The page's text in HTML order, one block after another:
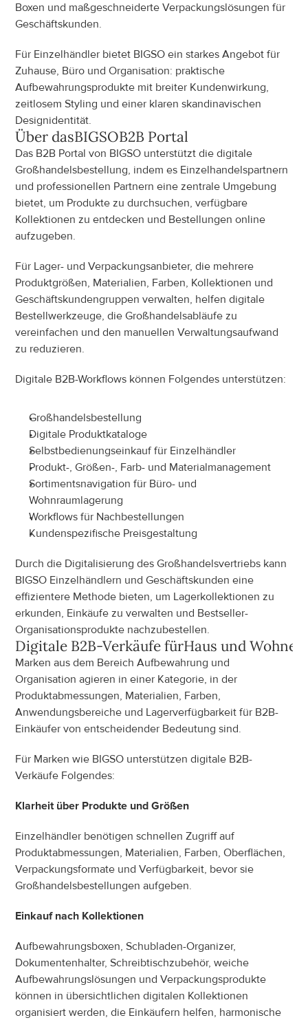
Boxen und maßgeschneiderte Verpackungslösungen für
Geschäftskunden.
Für Einzelhändler bietet BIGSO ein starkes Angebot für
Zuhause, Büro und Organisation: praktische
Aufbewahrungsprodukte mit breiter Kundenwirkung,
zeitlosem Styling und einer klaren skandinavischen
Designidentität.
Über dasBIGSOB2B Portal
Das B2B Portal von BIGSO unterstützt die digitale
Großhandelsbestellung, indem es Einzelhandelspartnern
und professionellen Partnern eine zentrale Umgebung
bietet, um Produkte zu durchsuchen, verfügbare
Kollektionen zu entdecken und Bestellungen online
aufzugeben.
Für Lager- und Verpackungsanbieter, die mehrere
Produktgrößen, Materialien, Farben, Kollektionen und
Geschäftskundengruppen verwalten, helfen digitale
Bestellwerkzeuge, die Großhandelsabläufe zu
vereinfachen und den manuellen Verwaltungsaufwand
zu reduzieren.
Digitale B2B-Workflows können Folgendes unterstützen:
Großhandelsbestellung
Digitale Produktkataloge
Selbstbedienungseinkauf für Einzelhändler
Produkt-, Größen-, Farb- und Materialmanagement
Sortimentsnavigation für Büro- und
Wohnraumlagerung
Workflows für Nachbestellungen
Kundenspezifische Preisgestaltung
Durch die Digitalisierung des Großhandelsvertriebs kann
BIGSO Einzelhändlern und Geschäftskunden eine
effizientere Methode bieten, um Lagerkollektionen zu
erkunden, Einkäufe zu verwalten und Bestseller-
Organisationsprodukte nachzubestellen.
Digitale B2B-Verkäufe fürHaus und Wohnen
Marken aus dem Bereich Aufbewahrung und
Organisation agieren in einer Kategorie, in der
Produktabmessungen, Materialien, Farben,
Anwendungsbereiche und Lagerverfügbarkeit für B2B-
Einkäufer von entscheidender Bedeutung sind.
Für Marken wie BIGSO unterstützen digitale B2B-
Verkäufe Folgendes:
Klarheit über Produkte und Größen
Einzelhändler benötigen schnellen Zugriff auf
Produktabmessungen, Materialien, Farben, Oberflächen,
Verpackungsformate und Verfügbarkeit, bevor sie
Großhandelsbestellungen aufgeben.
Einkauf nach Kollektionen
Aufbewahrungsboxen, Schubladen-Organizer,
Dokumentenhalter, Schreibtischzubehör, weiche
Aufbewahrungslösungen und Verpackungsprodukte
können in übersichtlichen digitalen Kollektionen
organisiert werden, die Einkäufern helfen, harmonische